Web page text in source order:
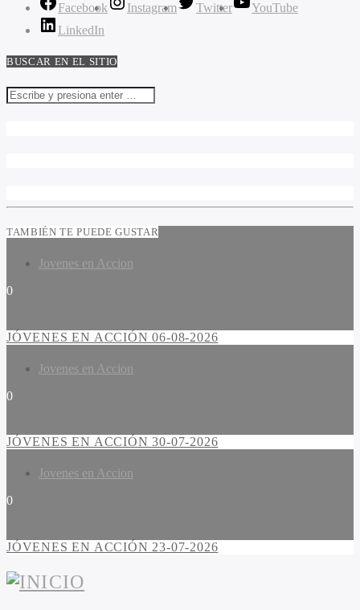
Facebook Instagram Twitter
YouTube
LinkedIn
BUSCAR EN EL SITIO
TAMBIÉN TE PUEDE GUSTAR
Jovenes en Accion
0
JÓVENES EN ACCIÓN 06-08-2026
Jovenes en Accion
0
JÓVENES EN ACCIÓN 30-07-2026
Jovenes en Accion
0
JÓVENES EN ACCIÓN 23-07-2026